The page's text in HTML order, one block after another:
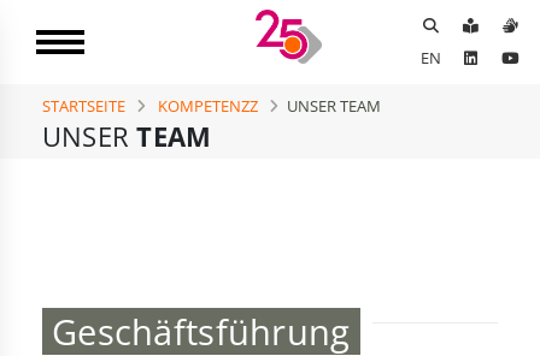
EN
UNSERTEAM
STARTSEITE KOMPETENZZ UNSER TEAM
Geschäftsführung